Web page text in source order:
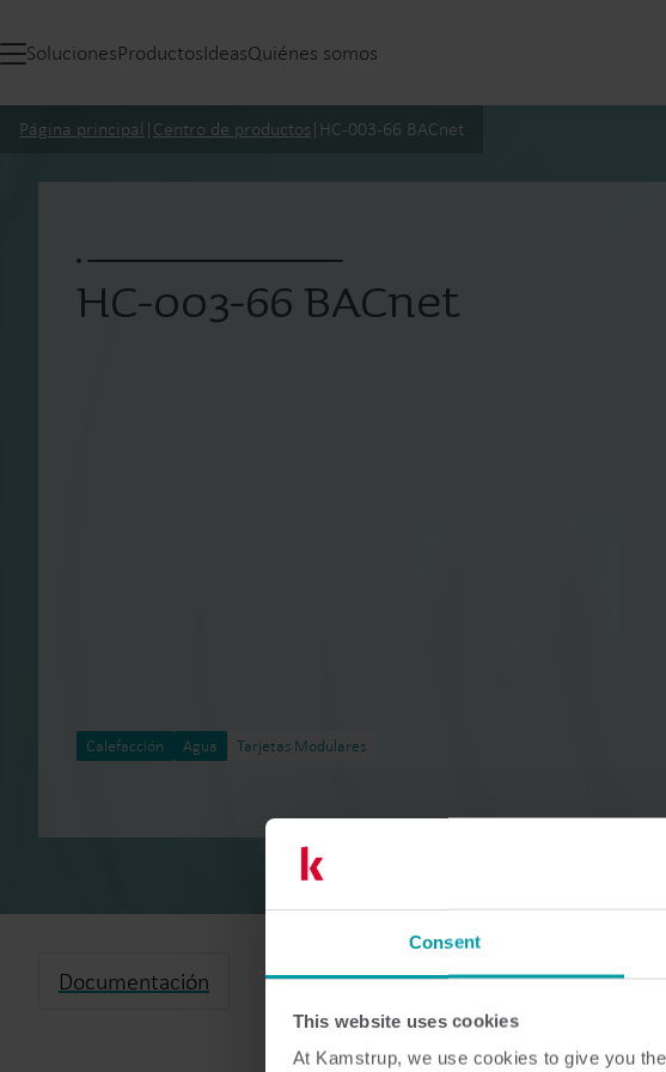
Consent
This website uses cookies
At Kamstrup, we use cookies to give you
SolucionesProductosIdeasQuiénes somos
gestión
Página principal | Centro de productos | HC-003-66 BACnet
HC-003-66 BACnet
Calefacción Agua Tarjetas Modulares
Documentación